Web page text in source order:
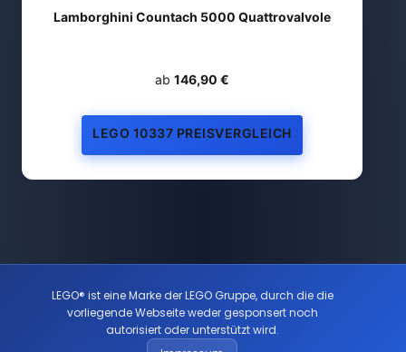
Lamborghini Countach 5000 Quattrovalvole
ab 146,90 €
LEGO 10337 PREISVERGLEICH
LEGO® ist eine Marke der LEGO Gruppe, durch die die
vorliegende Webseite weder gesponsert noch
autorisiert oder unterstützt wird.